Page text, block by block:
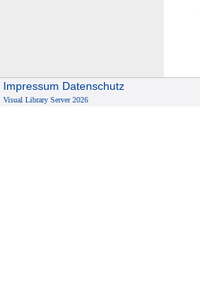
Impressum Datenschutz
Visual Library Server 2026